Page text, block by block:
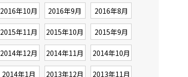
2016年10月 2016年9月 2016年8月
2015年11月 2015年10月 2015年9月
2014年12月 2014年11月 2014年10月
2014年1月 2013年12月 2013年11月